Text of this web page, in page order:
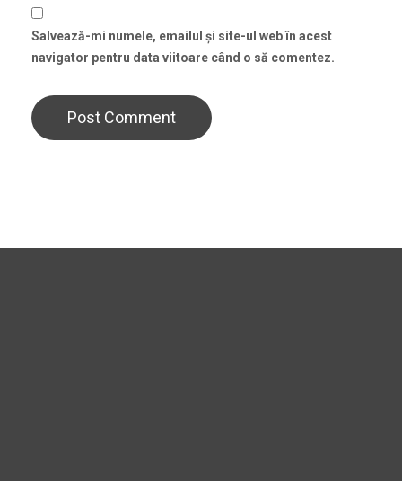
Salvează-mi numele, emailul și site-ul web în acest
navigator pentru data viitoare când o să comentez.